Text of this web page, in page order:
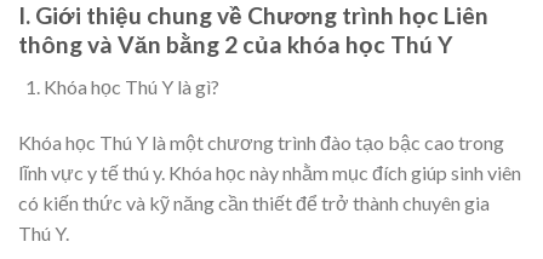
I. Giới thiệu chung về Chương trình học Liên
thông và Văn bằng 2 của khóa học Thú Y
Khóa học Thú Y là gì?
Khóa học Thú Y là một chương trình đào tạo bậc cao trong
lĩnh vực y tế thú y. Khóa học này nhằm mục đích giúp sinh viên
có kiến thức và kỹ năng cần thiết để trở thành chuyên gia
Thú Y.